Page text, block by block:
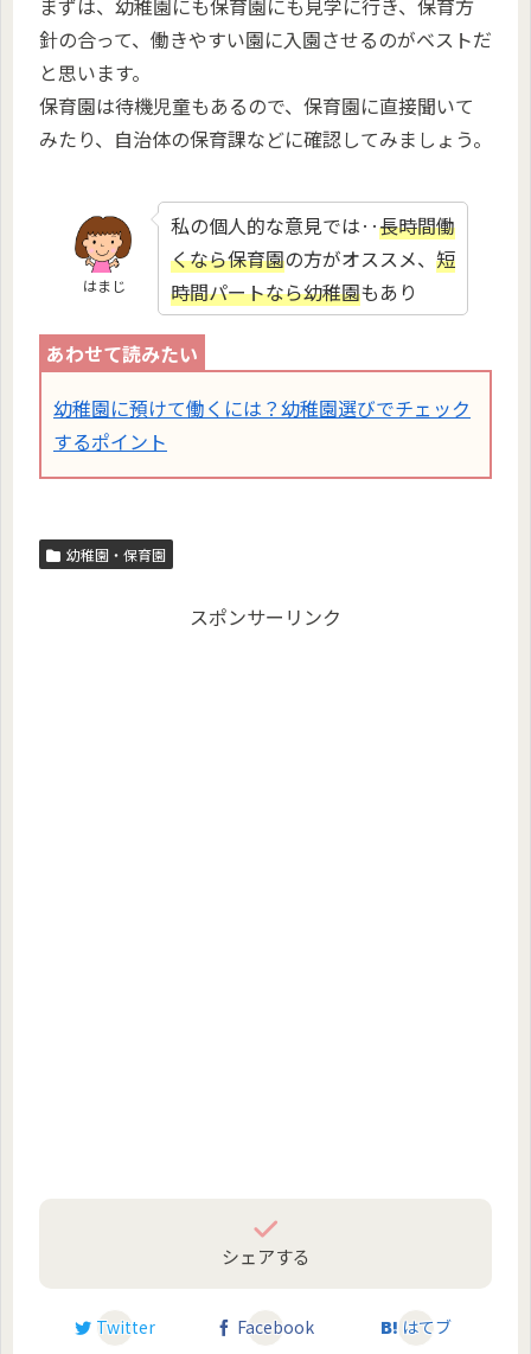
まずは、幼稚園にも保育園にも見学に行き、保育方
針の合って、働きやすい園に入園させるのがベストだ
と思います。
保育園は待機児童もあるので、保育園に直接聞いて
みたり、自治体の保育課などに確認してみましょう。
はまじ
私の個人的な意見では‥長時間働
くなら保育園の方がオススメ、 短
時間パートなら幼稚園もあり
幼稚園に預けて働くには？幼稚園選びでチェック
するポイント
幼稚園・保育園
スポンサーリンク
シェアする
Twitter Facebook はてブ